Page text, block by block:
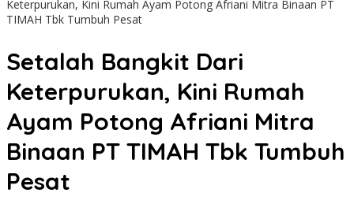
Keterpurukan, Kini Rumah Ayam Potong Afriani Mitra Binaan PT
TIMAH Tbk Tumbuh Pesat
Setalah Bangkit Dari
Keterpurukan, Kini Rumah
Ayam Potong Afriani Mitra
Binaan PT TIMAH Tbk Tumbuh
Pesat